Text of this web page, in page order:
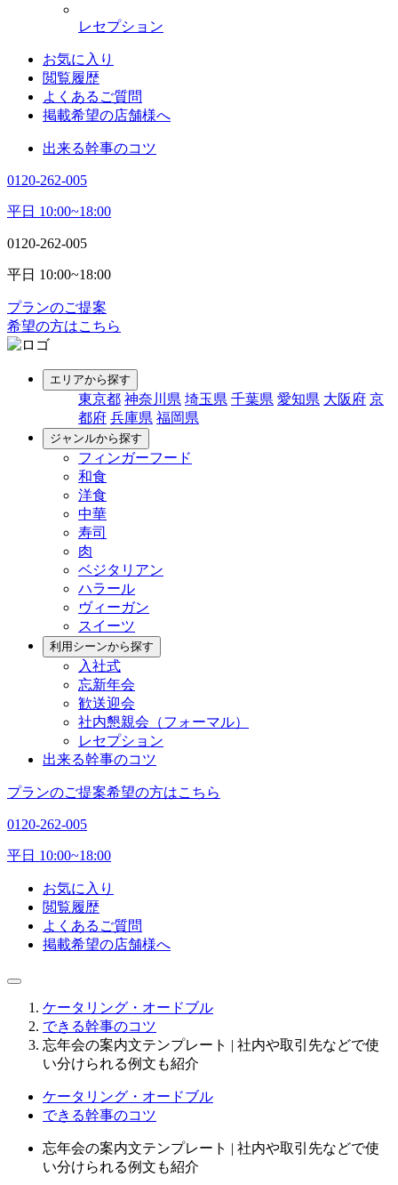
レセプション
お気に入り
閲覧履歴
よくあるご質問
掲載希望の店舗様へ
出来る幹事のコツ
0120-262-005
平日 10:00~18:00
0120-262-005
平日 10:00~18:00
プランのご提案
希望の方はこちら
エリアから探す
東京都 神奈川県 埼玉県 千葉県 愛知県 大阪府 京
都府 兵庫県 福岡県
ジャンルから探す
フィンガーフード
和食
洋食
中華
寿司
肉
ベジタリアン
ハラール
ヴィーガン
スイーツ
利用シーンから探す
入社式
忘新年会
歓送迎会
社内懇親会（フォーマル）
レセプション
出来る幹事のコツ
プランのご提案希望の方はこちら
0120-262-005
平日 10:00~18:00
お気に入り
閲覧履歴
よくあるご質問
掲載希望の店舗様へ
ケータリング・オードブル
できる幹事のコツ
忘年会の案内文テンプレート | 社内や取引先などで使
い分けられる例文も紹介
ケータリング・オードブル
できる幹事のコツ
忘年会の案内文テンプレート | 社内や取引先などで使
い分けられる例文も紹介